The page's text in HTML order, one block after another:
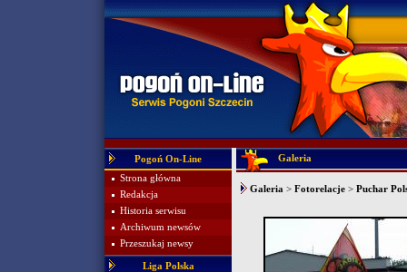
Pogoń On-Line
Strona główna
Redakcja
Historia serwisu
Archiwum newsów
Przeszukaj newsy
Liga Polska
Galeria
Galeria > Fotorelacje > Puchar